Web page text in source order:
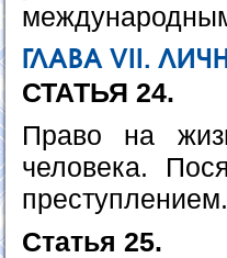
ГЛАВА VII.
СТАТЬЯ 24.
Право на
человека.
преступлением.
Статья 25.